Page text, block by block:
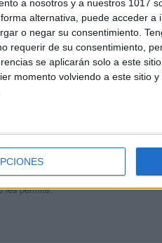
a nosotros y a nuestros 1017
alternativa, puede acceder
o negar su consentimiento.
requerir de su consentimiento,
se aplicarán solo a este
momento volviendo a este sitio
es la apuesta personal de dos
los encargados de los contenidos
la mayor parte del tiempo, que sus
les permite.